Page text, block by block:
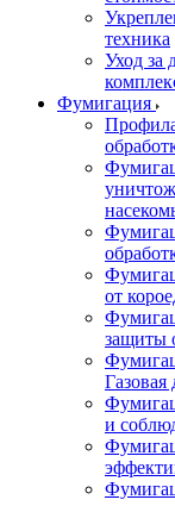
техника
Уход за
Фумигация
от
защиты
Газовая
и